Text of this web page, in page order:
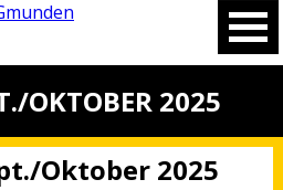
OKTOBER 2025
Oktober 2025